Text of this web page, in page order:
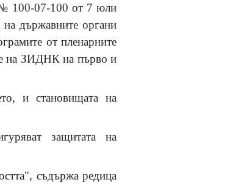
№ 100-07-100 от 7 юли
на държавните органи
от пленарните
на ЗИДНК на първо и
и становищата на
защитата на
съдържа редица